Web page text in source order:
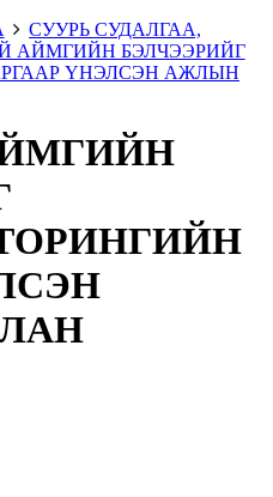
СУУРЬ СУДАЛГАА,
АЙМГИЙН БЭЛЧЭЭРИЙГ
ҮНЭЛСЭН АЖЛЫН